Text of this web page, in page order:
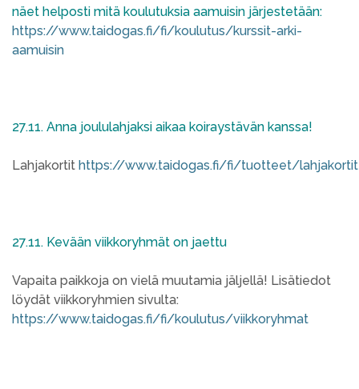
näet helposti mitä koulutuksia aamuisin järjestetään:
https://www.taidogas.fi/fi/koulutus/kurssit-arki-
aamuisin
27.11. Anna joululahjaksi aikaa koiraystävän kanssa!
Lahjakortit https://www.taidogas.fi/fi/tuotteet/lahjakortit
27.11. Kevään viikkoryhmät on jaettu
Vapaita paikkoja on vielä muutamia jäljellä! Lisätiedot
löydät viikkoryhmien sivulta:
https://www.taidogas.fi/fi/koulutus/viikkoryhmat